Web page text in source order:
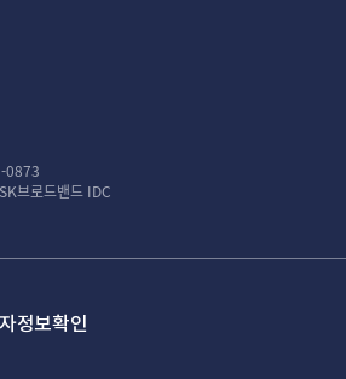
0873
브로드밴드 IDC
정보확인